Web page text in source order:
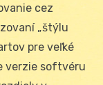
cez
„štýlu
pre veľké
verzie softvéru